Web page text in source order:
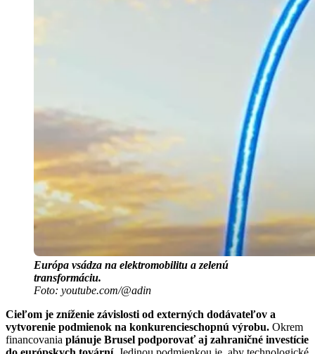
Európa vsádza na elektromobilitu a zelenú
transformáciu.
Foto: youtube.com/@adin
Cieľom je zníženie závislosti od externých dodávateľov a
vytvorenie podmienok na konkurencieschopnú výrobu. Okrem
financovania plánuje Brusel podporovať aj zahraničné investície